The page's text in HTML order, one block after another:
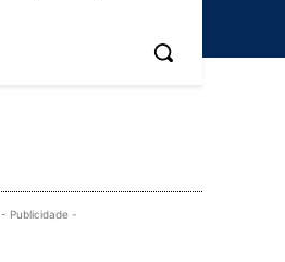
- Publicidade -